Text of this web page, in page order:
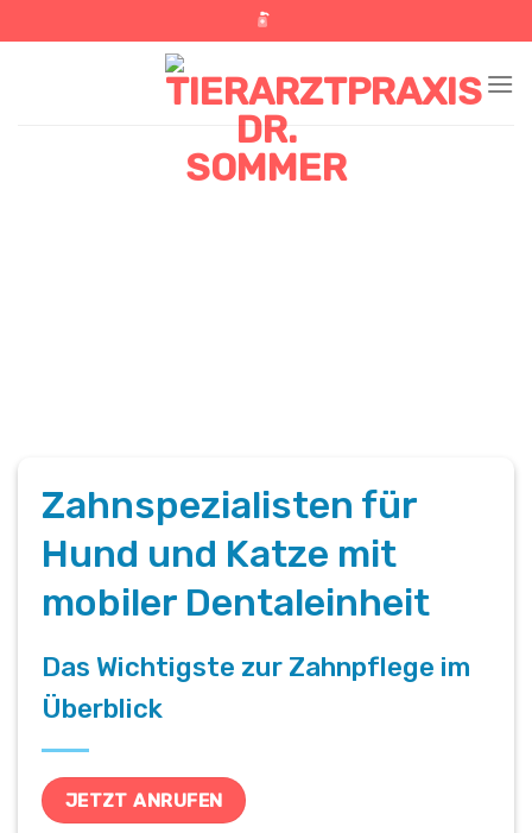
to
Zahnspezialisten für
Hund und Katze mit
mobiler Dentaleinheit
Das Wichtigste zur Zahnpflege im
Überblick
JETZT ANRUFEN